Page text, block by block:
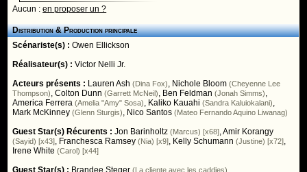
Aucun :en proposer un ?
Distribution & Production principale
Scénariste(s) :Owen Ellickson
Réalisateur(s) :Victor Nelli Jr.
Acteurs présents : Lauren Ash (Dina Fox), Nichole Bloom (Cheyenne Lee
Thompson),Colton Dunn (Garrett McNeil), Ben Feldman (Jonah Simms),
America Ferrera (Amelia "Amy" Sosa), Kaliko Kauahi (Sandra Kaluiokalani),
Mark McKinney (Glenn Sturgis), Nico Santos (Mateo Fernando Aquino Liwanag)
Guest Star(s) Récurents :Jon Barinholtz (Marcus) [x68],Amir Korangy
(Sayid) [x43], Franchesca Ramsey (Nia) [x9], Kelly Schumann (Justine) [x72],
Irene White (Carol) [x44]
Guest Star(s) : Brandee Steger (La cliente avec les caddies)